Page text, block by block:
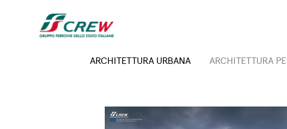
Expertise menuARCHITETTURA URBANA ARCHITETTURA